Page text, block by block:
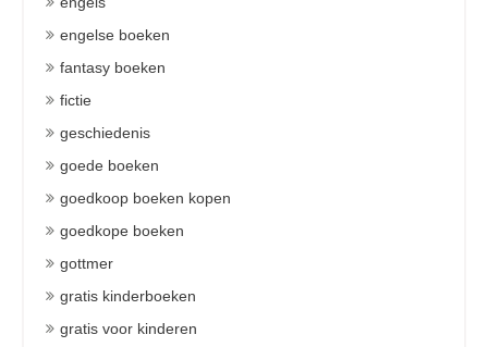
engelse boeken
fantasy boeken
fictie
geschiedenis
goede boeken
goedkoop boeken kopen
goedkope boeken
gottmer
gratis kinderboeken
gratis voor kinderen